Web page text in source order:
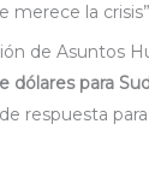
merece la
de Asuntos
para
respuesta